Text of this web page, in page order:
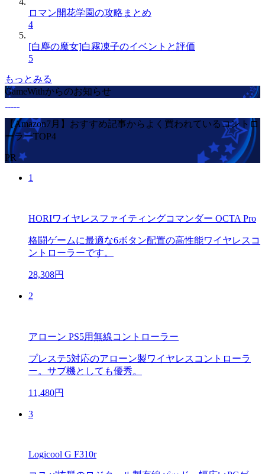
ロマン開花学園の攻略まとめ
4
[白塵の魔女]白霧凍子のイベントと評価
5
もっとみる
GameWithからのお知らせ
【Amazon7月】おすすめ記事からよく買われているコントロ
ーラーTOP4
PR
1
HORIワイヤレスファイティングコマンダー OCTA Pro
格闘ゲームに最適な6ボタン配置の高性能ワイヤレスコ
ントローラーです。
28,308円
2
アローン PS5用無線コントローラー
プレステ5対応のアローン製ワイヤレスコントローラ
ー。サブ機としても優秀。
11,480円
3
Logicool G F310r